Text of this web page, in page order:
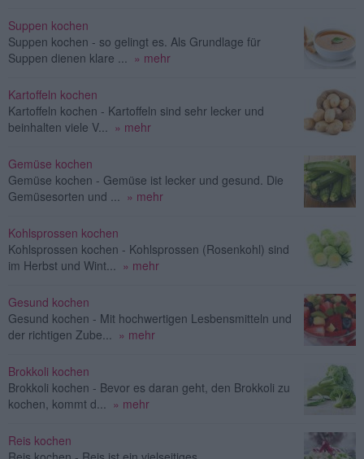
Suppen kochen
Suppen kochen - so gelingt es. Als Grundlage für
Suppen dienen klare ...
» mehr
Kartoffeln kochen
Kartoffeln kochen - Kartoffeln sind sehr lecker und
beinhalten viele V...
» mehr
Gemüse kochen
Gemüse kochen - Gemüse ist lecker und gesund. Die
Gemüsesorten und ...
» mehr
Kohlsprossen kochen
Kohlsprossen kochen - Kohlsprossen (Rosenkohl) sind
im Herbst und Wint...
» mehr
Gesund kochen
Gesund kochen - Mit hochwertigen Lesbensmitteln und
der richtigen Zube...
» mehr
Brokkoli kochen
Brokkoli kochen - Bevor es daran geht, den Brokkoli zu
kochen, kommt d...
» mehr
Reis kochen